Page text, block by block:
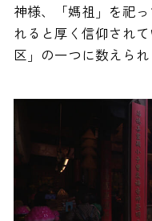
神様、「媽祖」を祀
れると厚く信仰され
区」の一つに数えられ